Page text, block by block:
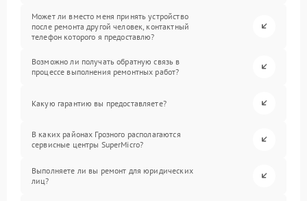
Может ли вместо меня принять устройство
после ремонта другой человек, контактный
телефон которого я предоставлю?
Возможно ли получать обратную связь в
процессе выполнения ремонтных работ?
Какую гарантию вы предоставляете?
В каких районах Грозного располагаются
сервисные центры SuperMicro?
Выполняете ли вы ремонт для юридических
лиц?